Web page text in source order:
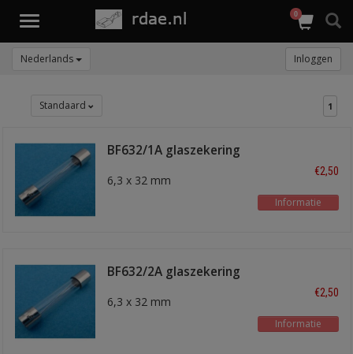
Toggle
0
Nederlands Inloggen
Standaard 1
BF632/1A glaszekering
6,3 x 32 mm
€2,50
Informatie
BF632/2A glaszekering
6,3 x 32 mm
€2,50
Informatie